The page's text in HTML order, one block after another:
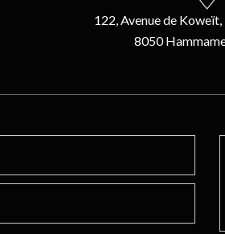
122, Avenue de
8050